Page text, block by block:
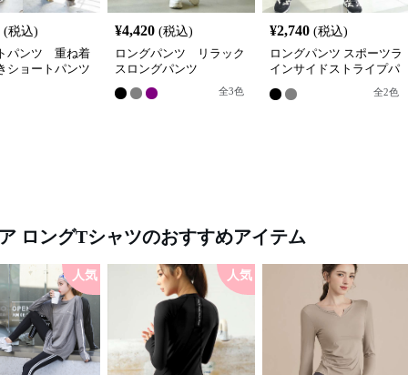
(税込)
パンツ 重ね着
ショートパンツ
¥4,420 (税込)
ロングパンツ リラック
スロングパンツ
全3色
¥2,740 (税込)
ロングパンツ スポーツラ
インサイドストライプパ
全2色
ロングTシャツのおすすめアイテム
人気 人気